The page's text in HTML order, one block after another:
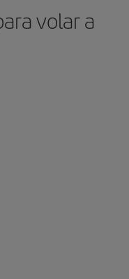
volar a